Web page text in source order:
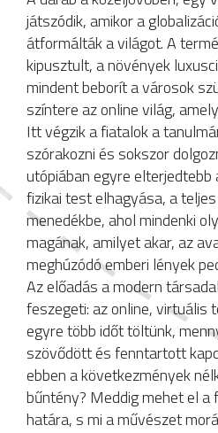
játszódik, amikor a
átformálták a világot. A
kipusztult, a növények
mindent beborít a városok
színtere az online világ,
Itt végzik a fiatalok a
szórakozni és sokszor
utópiában egyre elterjedtebb
fizikai test elhagyása, a
menedékbe, ahol mindenki
magának, amilyet akar, az
meghúzódó emberi lények
Az előadás a modern
feszegeti: az online, virtuális
egyre több időt töltünk,
szövődött és fenntartott
ebben a következmények
bűntény? Meddig mehet el a
határa, s mi a művészet